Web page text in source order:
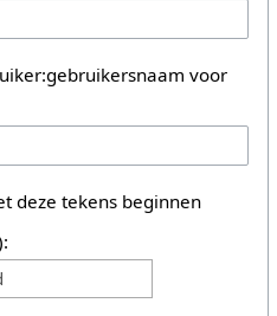
voor
deze tekens beginnen